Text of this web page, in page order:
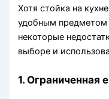
Хотя стойка на
удобным предметом
некоторые
выборе и
1. Ограниченная